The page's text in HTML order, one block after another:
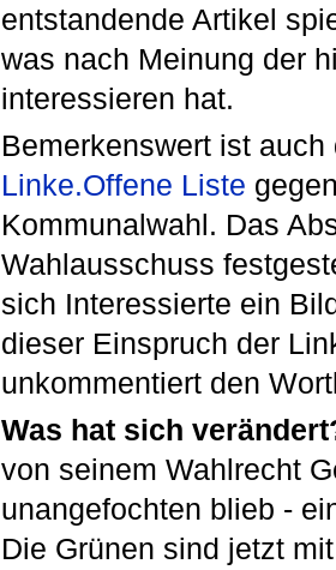
entstandende Artikel
was nach Meinung der
interessieren hat.
Bemerkenswert ist
Linke.Offene Liste
Kommunalwahl. Das
Wahlausschuss
sich Interessierte ein
dieser Einspruch der
unkommentiert den
Was hat sich
von seinem Wahlrecht
unangefochten blieb -
Die Grünen sind jetzt